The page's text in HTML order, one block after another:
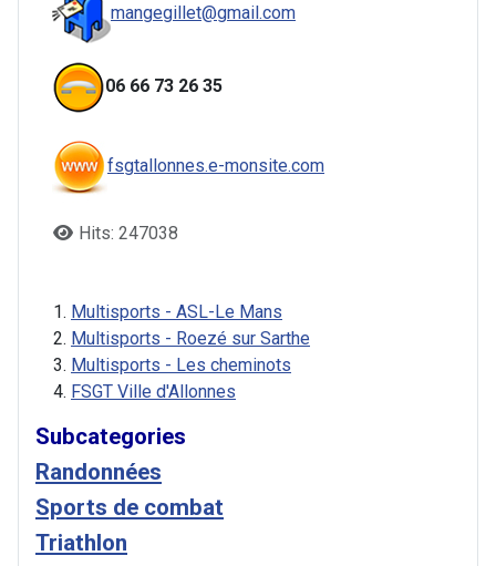
mangegillet@gmail.com
06 66 73 26 35
fsgtallonnes.e-monsite.com
Hits: 247038
Multisports - ASL-Le Mans
Multisports - Roezé sur Sarthe
Multisports - Les cheminots
FSGT Ville d'Allonnes
Subcategories
Randonnées
Sports de combat
Triathlon